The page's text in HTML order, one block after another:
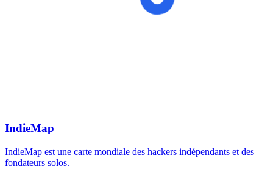
IndieMap
IndieMap est une carte mondiale des hackers indépendants et des
fondateurs solos.